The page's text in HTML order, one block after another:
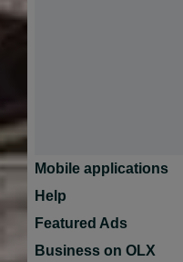
Mobile applications
Help
Featured Ads
Business on OLX